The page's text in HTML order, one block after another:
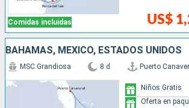
Comidas incluidas US$
BAHAMAS, MÉXICO, ESTADOS UNIDOS
MSC Grandiosa 8 d Puerto
Niños Gratis
Oferta en